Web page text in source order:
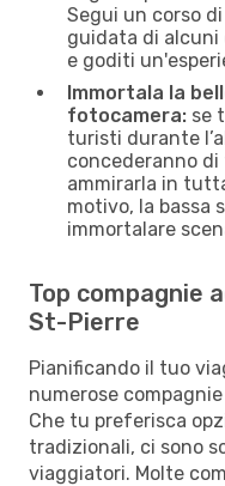
Segui un corso
guidata di
e goditi
Immortala la
fotocamera: se
turisti durante
concederanno
ammirarla in
motivo, la bassa
immortalare
Top compagnie
St-Pierre
Pianificando il tuo
numerose
Che tu preferisca
tradizionali, ci sono
viaggiatori. Molte